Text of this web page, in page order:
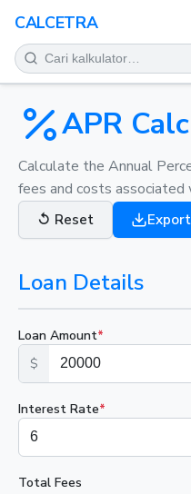
CALCETRA
MATEMATIKA
KONVERSI
SAINS
SEHARI-HARI
APR
Calculate the Annual
fees and costs associated
↺ Reset
Loan Details
Loan Amount*
$
Interest Rate*
Total Fees